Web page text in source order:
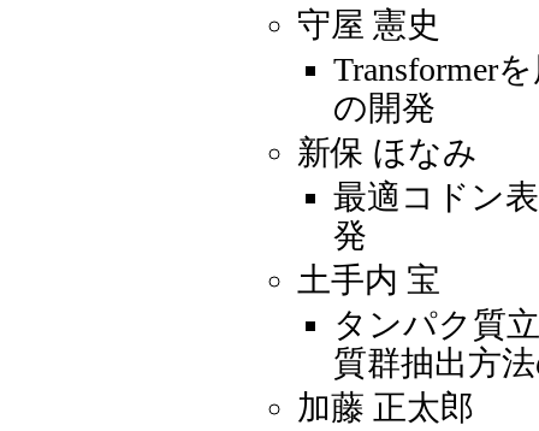
守屋 憲史
Transformer
の開発
新保 ほなみ
最適コドン
発
土手内 宝
タンパク質
質群抽出方
加藤 正太郎